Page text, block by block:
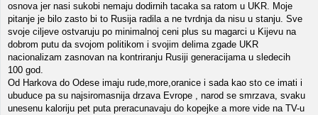
osnova jer nasi sukobi nemaju dodirnih tacaka sa ratom u UKR. Moje
pitanje je bilo zasto bi to Rusija radila a ne tvrdnja da nisu u stanju. Sve
svoje ciljeve ostvaruju po minimalnoj ceni plus su magarci u Kijevu na
dobrom putu da svojom politikom i svojim delima zgade UKR
nacionalizam zasnovan na kontriranju Rusiji generacijama u sledecih
100 god.
Od Harkova do Odese imaju rude,more,oranice i sada kao sto ce imati i
ubuduce pa su najsiromasnija drzava Evrope , narod se smrzava, svaku
unesenu kaloriju pet puta preracunavaju do kopejke a more vide na TV-u